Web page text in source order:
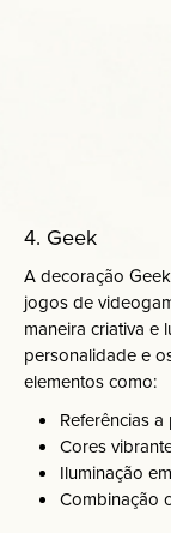
4. Geek
A decoração
jogos de
maneira criativa e
personalidade e
elementos como:
Referências
Cores
Iluminação
Combinação